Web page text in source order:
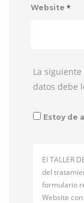
Website *
La
datos debe
Estoy de
El TALLER
del
formulario
Website